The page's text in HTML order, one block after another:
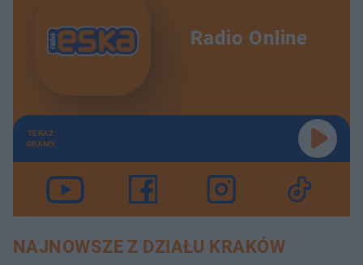
Radio Online
TERAZ
GRAMY
NAJNOWSZE Z DZIAŁU KRAKÓW